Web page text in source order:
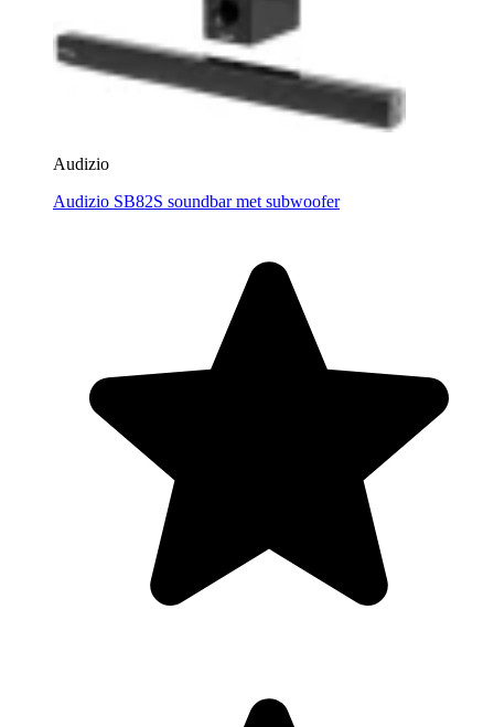
Audizio
Audizio SB82S soundbar met subwoofer